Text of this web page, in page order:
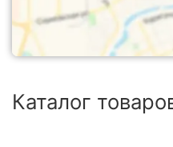
Каталог